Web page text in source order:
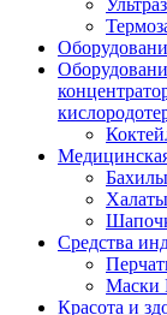
Бахилы
Халаты
Средства
Маски
Красота и